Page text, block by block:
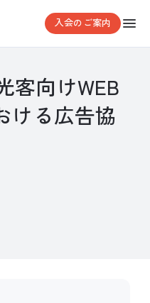
入会のご案内
客向けWEB
ける広告協